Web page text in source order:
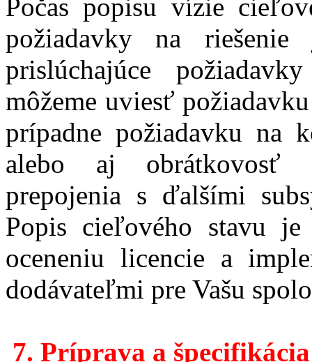
Počas popisu vízie
požiadavky na
prislúchajúce
môžeme uviesť
prípadne požiadavku na
alebo aj obrátkovosť
prepojenia s ďalšími
Popis cieľového stavu
oceneniu licencie a
dodávateľmi pre Vašu
7. Príprava a